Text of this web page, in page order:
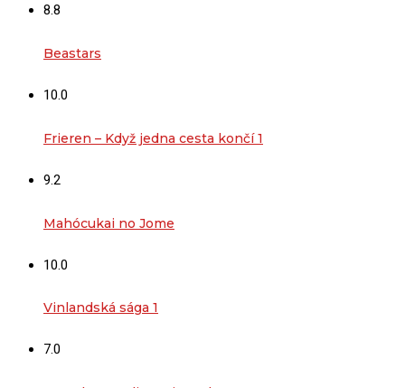
8.8
Beastars
10.0
Frieren – Když jedna cesta končí 1
9.2
Mahócukai no Jome
10.0
Vinlandská sága 1
7.0